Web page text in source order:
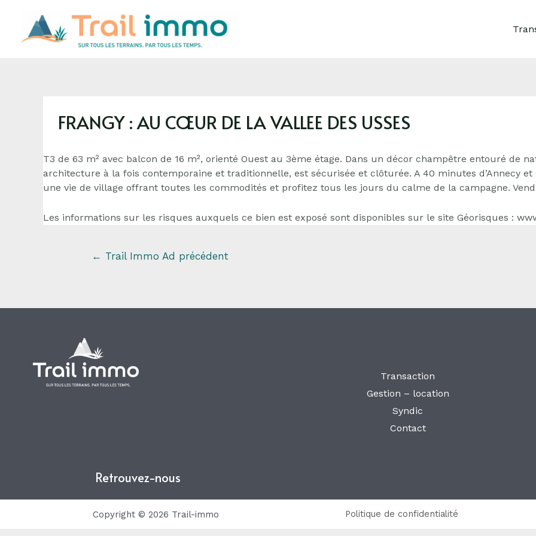
FRANGY : AU CŒUR DE LA VALLEE DES USSES
T3 de 63 m² avec balcon de 16 m², orienté Ouest au 3ème étage. Dans un décor champêtre entouré de
architecture à la fois contemporaine et traditionnelle, est sécurisée et clôturée. A 40 minutes d’Annecy et
une vie de village offrant toutes les commodités et profitez tous les jours du calme de la campagne.
Les informations sur les risques auxquels ce bien est exposé sont disponibles sur le site Géorisques :
← Trail Immo Ad précédent
Retrouvez-nous
Transaction
Gestion – location
Syndic
Contact
Copyright © 2026 Trail-immo Politique de confidentialité